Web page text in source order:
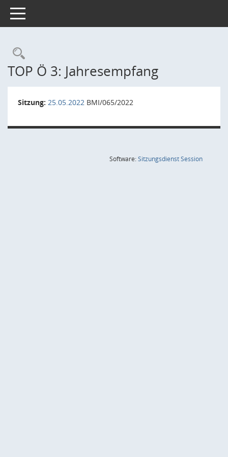
Toggle navigation
Rechercheauswahl
TOP Ö 3: Jahresempfang
Sitzung: 25.05.2022 BMI/065/2022
Software:SitzungsdienstSession(Wird in